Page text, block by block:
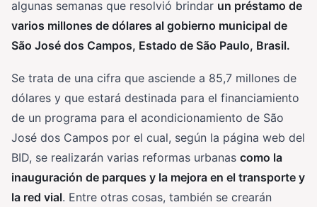
algunas semanas que resolvió brindar un préstamo de
varios millones de dólares al gobierno municipal de
São José dos Campos, Estado de São Paulo, Brasil.
Se trata de una cifra que asciende a 85,7 millones de
dólares y que estará destinada para el financiamiento
de un programa para el acondicionamiento de São
José dos Campos por el cual, según la página web del
BID, se realizarán varias reformas urbanas como la
inauguración de parques y la mejora en el transporte y
la red vial. Entre otras cosas, también se crearán